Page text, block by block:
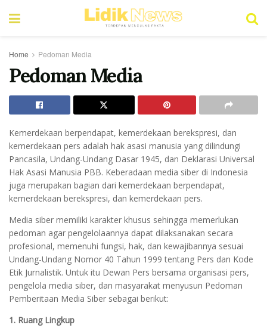
Home Pedoman Media
Pedoman Media
Kemerdekaan berpendapat, kemerdekaan berekspresi, dan
kemerdekaan pers adalah hak asasi manusia yang dilindungi
Pancasila, Undang-Undang Dasar 1945, dan Deklarasi Universal
Hak Asasi Manusia PBB. Keberadaan media siber di Indonesia
juga merupakan bagian dari kemerdekaan berpendapat,
kemerdekaan berekspresi, dan kemerdekaan pers.
Media siber memiliki karakter khusus sehingga memerlukan
pedoman agar pengelolaannya dapat dilaksanakan secara
profesional, memenuhi fungsi, hak, dan kewajibannya sesuai
Undang-Undang Nomor 40 Tahun 1999 tentang Pers dan Kode
Etik Jurnalistik. Untuk itu Dewan Pers bersama organisasi pers,
pengelola media siber, dan masyarakat menyusun Pedoman
Pemberitaan Media Siber sebagai berikut:
1. Ruang Lingkup